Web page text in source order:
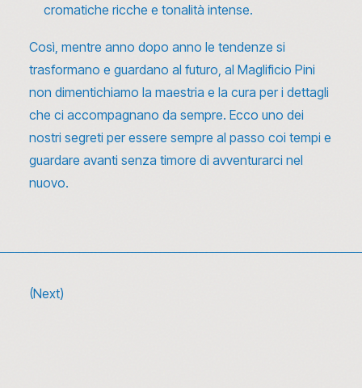
cromatiche ricche e tonalità intense.
Così, mentre anno dopo anno le tendenze si
trasformano e guardano al futuro, al Maglificio Pini
non dimentichiamo la maestria e la cura per i dettagli
che ci accompagnano da sempre. Ecco uno dei
nostri segreti per essere sempre al passo coi tempi e
guardare avanti senza timore di avventurarci nel
nuovo.
(Next)